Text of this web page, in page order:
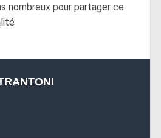
nombreux pour partager ce